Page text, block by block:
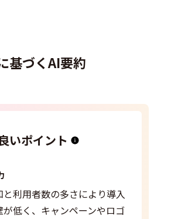
基づくAI要約
いポイント
と利用者数の多さにより導入
低く、キャンペーンやロゴ